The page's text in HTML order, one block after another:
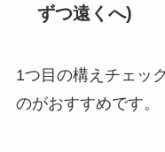
ずつ遠くへ)
1つ目の構えチェッ
のがおすすめです。